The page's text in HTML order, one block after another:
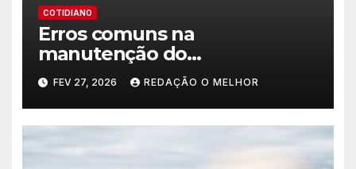
COTIDIANO
Erros comuns na
manutenção do
encanamento residencial
FEV 27, 2026 REDAÇÃO O MELHOR